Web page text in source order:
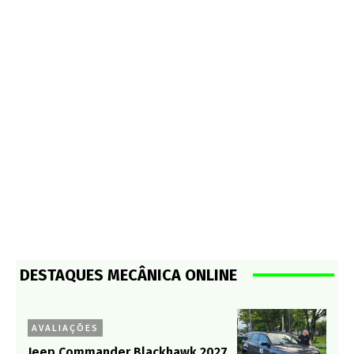
DESTAQUES MECÂNICA ONLINE
AVALIAÇÕES